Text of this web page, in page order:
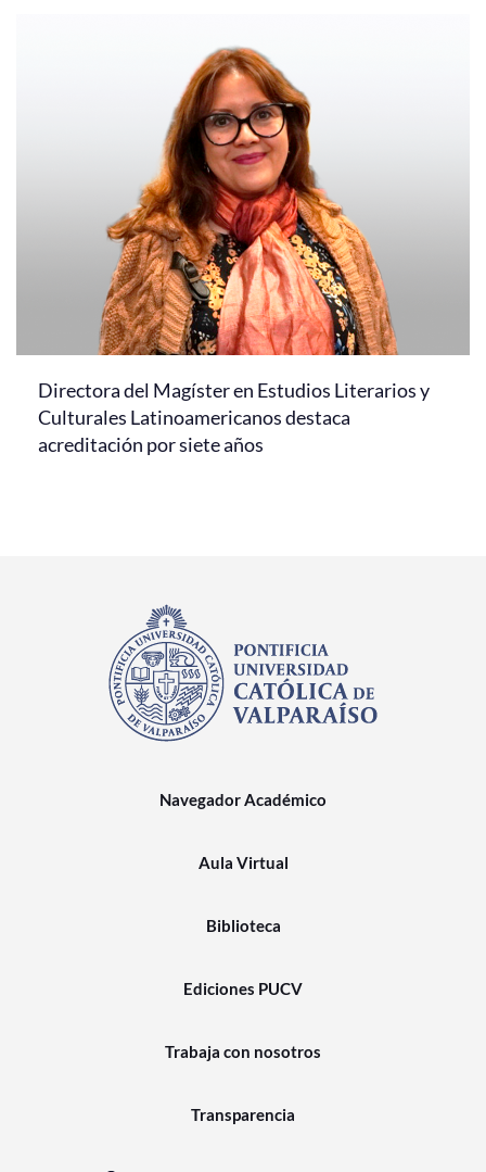
Directora del Magíster en Estudios Literarios y
Culturales Latinoamericanos destaca
acreditación por siete años
Navegador Académico
Aula Virtual
Biblioteca
Ediciones PUCV
Trabaja con nosotros
Transparencia